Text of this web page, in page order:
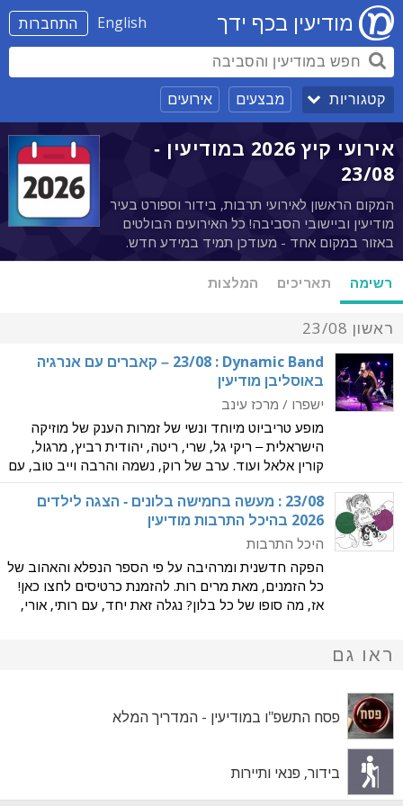
התחברות English מודיעין בכף ידך
קטגוריות מבצעים אירועים
אירועי קיץ 2026 במודיעין -
23/08
המקום הראשון לאירועי תרבות, בידור וספורט בעיר
מודיעין וביישובי הסביבה! כל האירועים הבולטים
באזור במקום אחד - מעודכן תמיד במידע חדש.
רשימה תאריכים המלצות
ראשון 23/08
‭23/08‬ : Dynamic Band – קאברים עם אנרגיה
באוסליבן מודיעין
ישפרו / מרכז עינב
מופע טריביוט מיוחד ונשי של זמרות הענק של מוזיקה
הישראלית – ריקי גל, שרי, ריטה, יהודית רביץ, מרגול,
קורין אלאל ועוד. ערב של רוק, נשמה והרבה וייב טוב, עם
שירים שאי אפשר שלא לשיר איתם! להזמנת כרטיסים
לחצו כאן! הלהקה מביאה לבמה את כל הקלאסיקות
‭23/08‬ : מעשה בחמישה בלונים - הצגה לילדים
2026 בהיכל התרבות מודיעין
היכל התרבות
הפקה חדשנית ומרהיבה על פי הספר הנפלא והאהוב של
כל הזמנים, מאת מרים רות. להזמנת כרטיסים לחצו כאן!
אז, מה סופו של כל בלון? נגלה זאת יחד, עם רותי, אורי,
ראו גם
פסח התשפ"ו במודיעין - המדריך המלא
בידור, פנאי ותיירות